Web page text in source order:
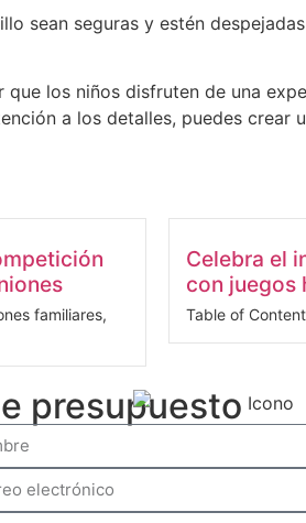
sean seguras y estén
los niños disfruten de una
a los detalles, puedes crear
familiares,
Celebra el
con juegos
Table of
presupuesto